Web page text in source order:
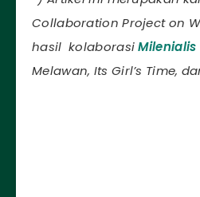
Collaboration Project on
hasil kolaborasiMilenialis
Melawan, Its Girl’s Time,